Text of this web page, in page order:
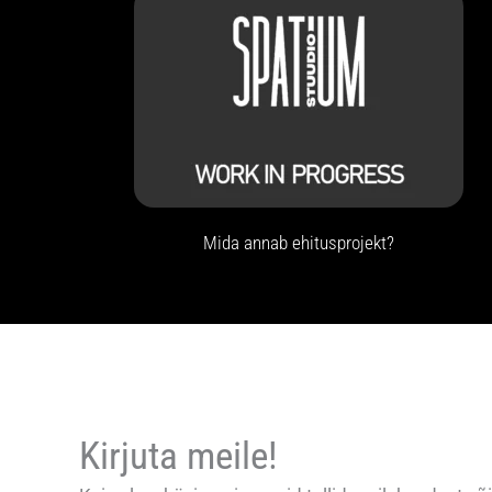
Mida annab ehitusprojekt?
Kirjuta meile!